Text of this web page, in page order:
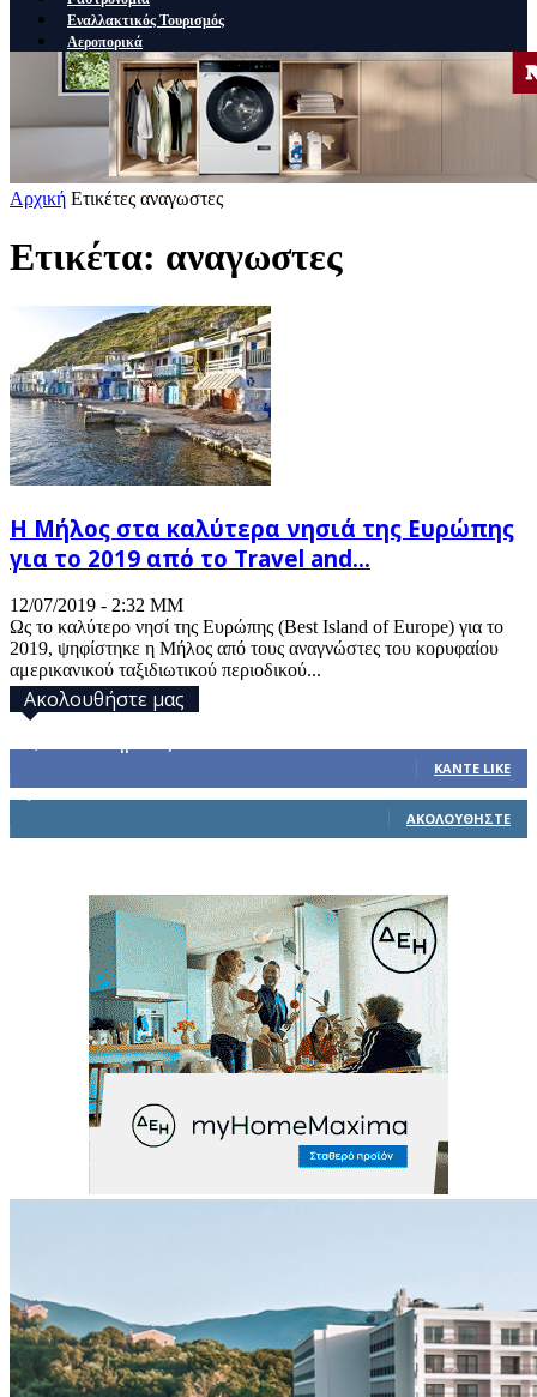
Εναλλακτικός Τουρισμός
Αεροπορικά
Αρχική Ετικέτες αναγωστες
Ετικέτα: αναγωστες
Η Μήλος στα καλύτερα νησιά της Ευρώπης
για το 2019 από το Travel and...
12/07/2019 - 2:32 ΜΜ
Ως το καλύτερο νησί της Ευρώπης (Best Island of Europe) για το
2019, ψηφίστηκε η Μήλος από τους αναγνώστες του κορυφαίου
αμερικανικού ταξιδιωτικού περιοδικού...
Ακολουθήστε μας
ΚΆΝΤΕ LIKE
ΑΚΟΛΟΥΘΉΣΤΕ